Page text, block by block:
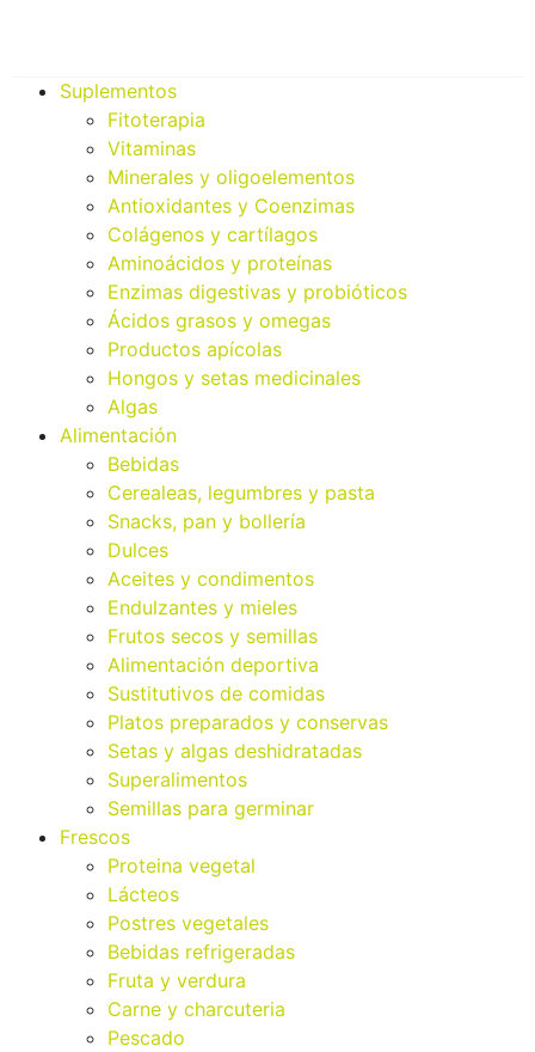
Suplementos
Fitoterapia
Vitaminas
Minerales y oligoelementos
Antioxidantes y Coenzimas
Colágenos y cartílagos
Aminoácidos y proteínas
Enzimas digestivas y probióticos
Ácidos grasos y omegas
Productos apícolas
Hongos y setas medicinales
Algas
Alimentación
Bebidas
Cerealeas, legumbres y pasta
Snacks, pan y bollería
Dulces
Aceites y condimentos
Endulzantes y mieles
Frutos secos y semillas
Alimentación deportiva
Sustitutivos de comidas
Platos preparados y conservas
Setas y algas deshidratadas
Superalimentos
Semillas para germinar
Frescos
Proteina vegetal
Lácteos
Postres vegetales
Bebidas refrigeradas
Fruta y verdura
Carne y charcuteria
Pescado